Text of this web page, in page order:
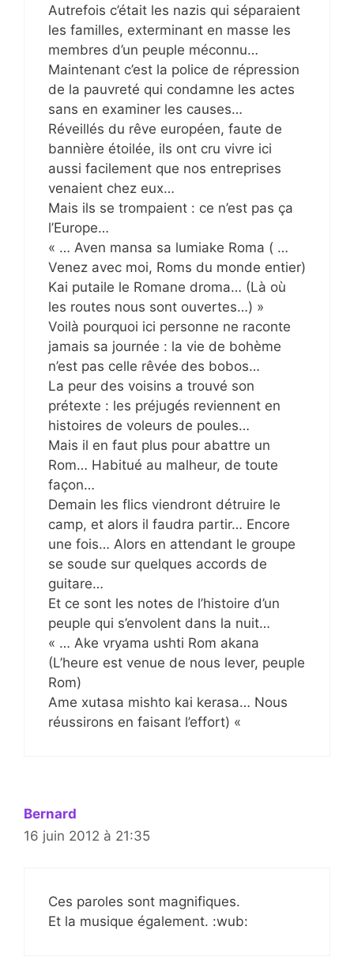
Autrefois c’était les nazis qui séparaient
les familles, exterminant en masse les
membres d’un peuple méconnu…
Maintenant c’est la police de répression
de la pauvreté qui condamne les actes
sans en examiner les causes…
Réveillés du rêve européen, faute de
bannière étoilée, ils ont cru vivre ici
aussi facilement que nos entreprises
venaient chez eux…
Mais ils se trompaient : ce n’est pas ça
l’Europe…
« … Aven mansa sa lumiake Roma ( …
Venez avec moi, Roms du monde entier)
Kai putaile le Romane droma… (Là où
les routes nous sont ouvertes…) »
Voilà pourquoi ici personne ne raconte
jamais sa journée : la vie de bohème
n’est pas celle rêvée des bobos…
La peur des voisins a trouvé son
prétexte : les préjugés reviennent en
histoires de voleurs de poules…
Mais il en faut plus pour abattre un
Rom… Habitué au malheur, de toute
façon…
Demain les flics viendront détruire le
camp, et alors il faudra partir… Encore
une fois… Alors en attendant le groupe
se soude sur quelques accords de
guitare…
Et ce sont les notes de l’histoire d’un
peuple qui s’envolent dans la nuit…
« … Ake vryama ushti Rom akana
(L’heure est venue de nous lever, peuple
Rom)
Ame xutasa mishto kai kerasa… Nous
réussirons en faisant l’effort) «
Bernard
16 juin 2012 à 21:35
Ces paroles sont magnifiques.
Et la musique également. :wub: